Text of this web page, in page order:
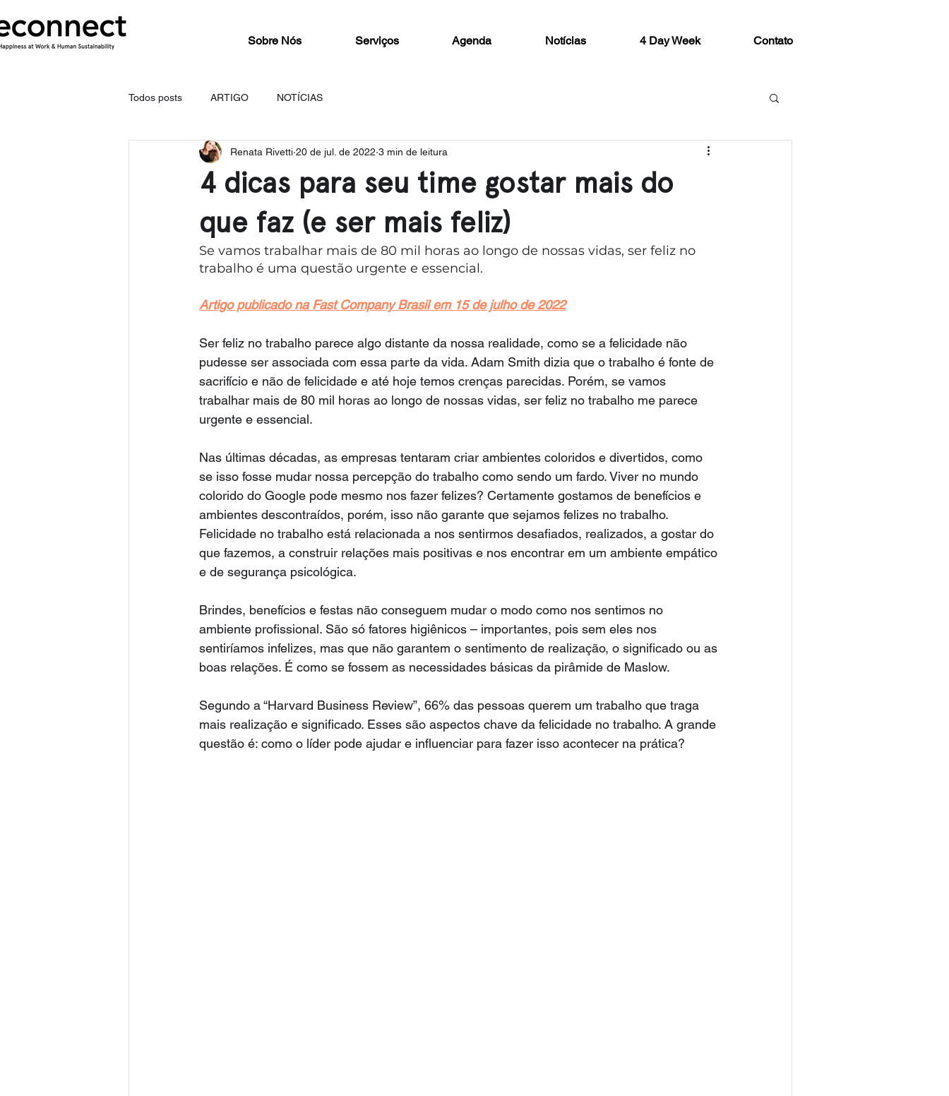
Sobre Nós Serviços Agenda Notícias 4 Day Week Contato
Todos posts ARTIGO NOTÍCIAS
4 dicas para seu time gostar mais do
que faz (e ser mais feliz)
Renata Rivetti 20 de jul. de 2022 3 min de leitura
Se vamos trabalhar mais de 80 mil horas ao longo de nossas vidas, ser feliz no
trabalho é uma questão urgente e essencial.
Artigo publicado na Fast Company Brasil em 15 de julho de 2022
Ser feliz no trabalho parece algo distante da nossa realidade, como se a felicidade não
pudesse ser associada com essa parte da vida. Adam Smith dizia que o trabalho é fonte de
sacrifício e não de felicidade e até hoje temos crenças parecidas. Porém, se vamos
trabalhar mais de 80 mil horas ao longo de nossas vidas, ser feliz no trabalho me parece
urgente e essencial.
Nas últimas décadas, as empresas tentaram criar ambientes coloridos e divertidos, como
se isso fosse mudar nossa percepção do trabalho como sendo um fardo. Viver no mundo
colorido do Google pode mesmo nos fazer felizes? Certamente gostamos de benefícios e
ambientes descontraídos, porém, isso não garante que sejamos felizes no trabalho.
Felicidade no trabalho está relacionada a nos sentirmos desafiados, realizados, a gostar do
que fazemos, a construir relações mais positivas e nos encontrar em um ambiente empático
e de segurança psicológica.
Brindes, benefícios e festas não conseguem mudar o modo como nos sentimos no
ambiente profissional. São só fatores higiênicos – importantes, pois sem eles nos
sentiríamos infelizes, mas que não garantem o sentimento de realização, o significado ou as
boas relações. É como se fossem as necessidades básicas da pirâmide de Maslow.
Segundo a “Harvard Business Review”, 66% das pessoas querem um trabalho que traga
mais realização e significado. Esses são aspectos chave da felicidade no trabalho. A grande
questão é: como o líder pode ajudar e influenciar para fazer isso acontecer na prática?